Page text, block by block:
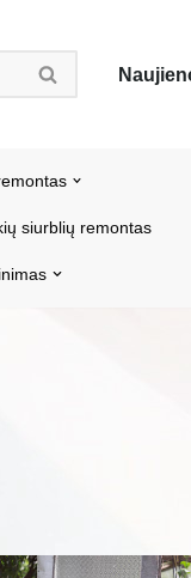
siurblių remontas